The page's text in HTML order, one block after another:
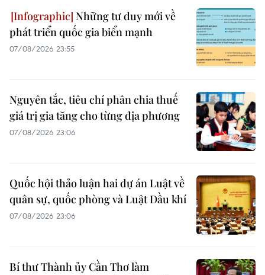
Những tư duy mới về
phát triển quốc gia biển mạnh
07/08/2026 23:55
Nguyên tắc, tiêu chí phân chia thuế
giá trị gia tăng cho từng địa phương
07/08/2026 23:06
Quốc hội thảo luận hai dự án Luật về
quân sự, quốc phòng và Luật Dầu khí
07/08/2026 23:06
Bí thư Thành ủy Cần Thơ làm